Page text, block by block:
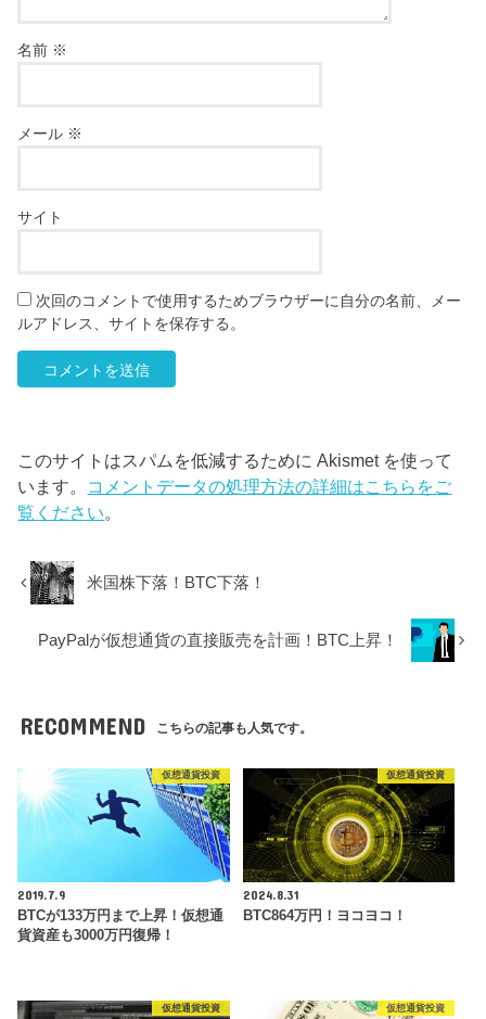
名前 ※
メール ※
サイト
次回のコメントで使用するためブラウザーに自分の名前、メー
ルアドレス、サイトを保存する。
このサイトはスパムを低減するために Akismet を使って
います。 コメントデータの処理方法の詳細はこちらをご
覧ください。
米国株下落！BTC下落！
PayPalが仮想通貨の直接販売を計画！BTC上昇！
RECOMMEND こちらの記事も人気です。
仮想通貨投資
2019.7.9
BTCが133万円まで上昇！仮想通
貨資産も3000万円復帰！
仮想通貨投資
2024.8.31
BTC864万円！ヨコヨコ！
仮想通貨投資 仮想通貨投資